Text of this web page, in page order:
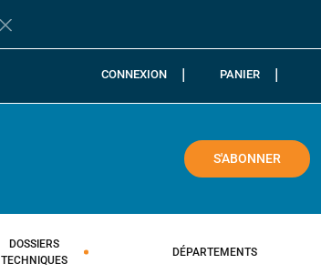
Fermer la barre de notification
CONNEXION PANIER
S'ABONNER
DOSSIERS
TECHNIQUES
DÉPARTEMENTS